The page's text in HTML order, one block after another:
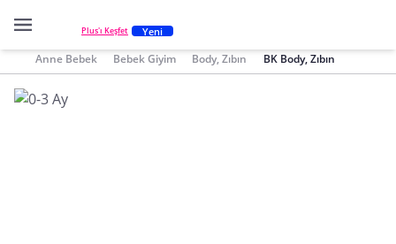
Plus'ı Keşfet Yeni
Anne Bebek Bebek Giyim Body, Zıbın BK Body, Zıbın